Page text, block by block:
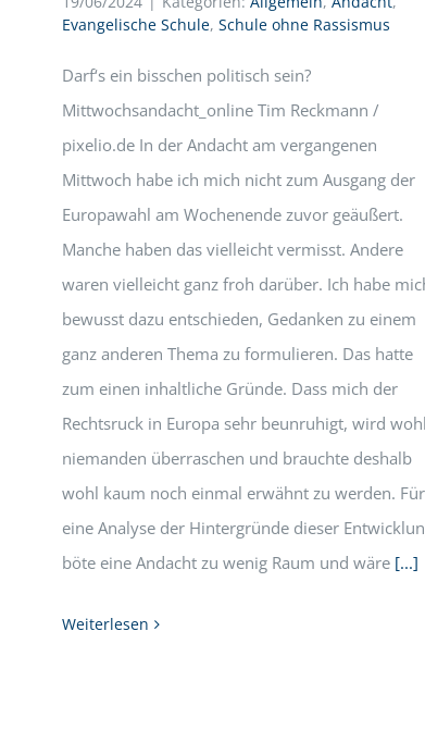
Evangelische Schule, Schule ohne Rassismus
Darf‘s ein bisschen politisch sein?
Mittwochsandacht_online Tim Reckmann /
pixelio.de In der Andacht am vergangenen
Mittwoch habe ich mich nicht zum Ausgang der
Europawahl am Wochenende zuvor geäußert.
Manche haben das vielleicht vermisst. Andere
waren vielleicht ganz froh darüber. Ich habe
bewusst dazu entschieden, Gedanken zu einem
ganz anderen Thema zu formulieren. Das hatte
zum einen inhaltliche Gründe. Dass mich der
Rechtsruck in Europa sehr beunruhigt, wird wohl
niemanden überraschen und brauchte deshalb
wohl kaum noch einmal erwähnt zu werden. Für
eine Analyse der Hintergründe dieser
böte eine Andacht zu wenig Raum und wäre [...]
Weiterlesen